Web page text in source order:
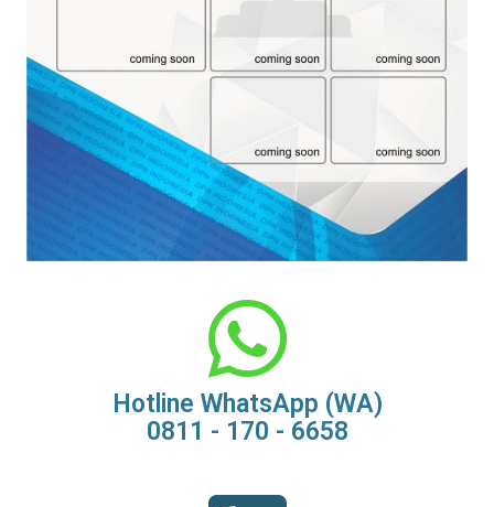
Hotline WhatsApp (WA)
0811 - 170 - 6658